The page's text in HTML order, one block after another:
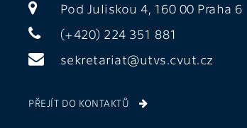
Pod Juliskou 4, 160 00 Praha 6
(+420) 224 351 881
sekretariat@utvs.cvut.cz
PŘEJÍT DO KONTAKTŮ